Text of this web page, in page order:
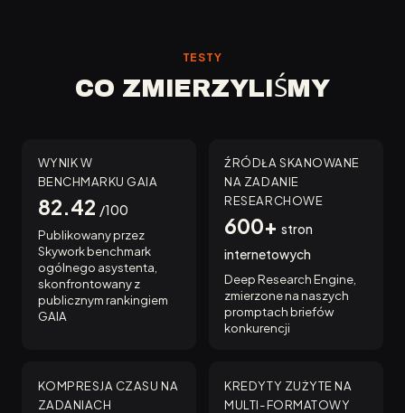
TESTY
CO ZMIERZYLIŚMY
WYNIK W
BENCHMARKU GAIA
82.42 /100
Publikowany przez
Skywork benchmark
ogólnego asystenta,
skonfrontowany z
publicznym rankingiem
GAIA
ŹRÓDŁA SKANOWANE
NA ZADANIE
RESEARCHOWE
600+stron
internetowych
Deep Research Engine,
zmierzone na naszych
promptach briefów
konkurencji
KOMPRESJA CZASU NA
ZADANIACH
KREDYTY ZUŻYTE NA
MULTI-FORMATOWY